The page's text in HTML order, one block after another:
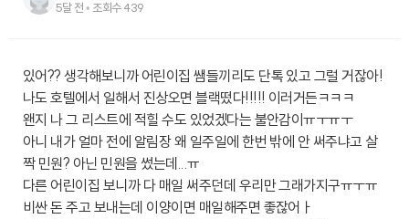
5달 전 • 조회수439
있어?? 생각해보니까 어린이집 쌤들끼리도 단톡 있고 그럴 거잖아!
나도 호텔에서 일해서 진상오면 블랙떴다!!!!! 이러거든ㅋㅋㅋ
왠지 나 그 리스트에 적힐 수도 있었겠다는 불안감이ㅠㅜㅠㅜ
아니 내가 얼마 전에 알림장 왜 일주일에 한번 밖에 안 써주냐고 살
짝 민원? 아닌 민원을 썼는데...ㅠ
다른 어린이집 보니까 다 매일 써주던데 우리만 그래가지구ㅠㅜㅠ
비싼 돈 주고 보내는데 이양이면 매일해주면 좋잖어ㅏ